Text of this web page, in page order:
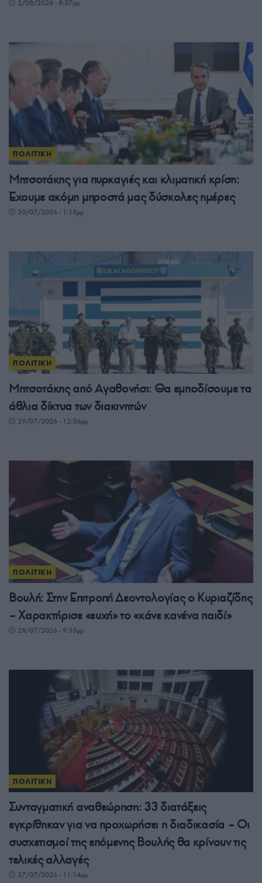
2/08/2026 - 8:57μμ
ΠΟΛΙΤΙΚΗ
Μητσοτάκης για πυρκαγιές και κλιματική κρίση:
Έχουμε ακόμη μπροστά μας δύσκολες ημέρες
30/07/2026 - 1:15μμ
ΠΟΛΙΤΙΚΗ
Μητσοτάκης από Αγαθονήσι: Θα εμποδίσουμε τα
άθλια δίκτυα των διακινητών
29/07/2026 - 12:36μμ
ΠΟΛΙΤΙΚΗ
Βουλή: Στην Επιτροπή Δεοντολογίας ο Κυριαζίδης
– Χαρακτήρισε «ευχή» το «κάνε κανένα παιδί»
28/07/2026 - 9:55μμ
ΠΟΛΙΤΙΚΗ
Συνταγματική αναθεώρηση: 33 διατάξεις
εγκρίθηκαν για να προχωρήσει η διαδικασία – Οι
συσχετισμοί της επόμενης Βουλής θα κρίνουν τις
τελικές αλλαγές
27/07/2026 - 11:14μμ